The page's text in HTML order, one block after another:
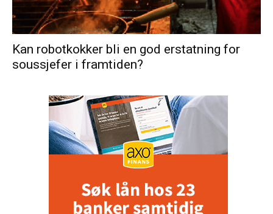
Kan robotkokker bli en god erstatning for
soussjefer i framtiden?